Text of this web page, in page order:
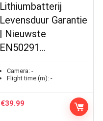
Lithiumbatterij
Levensduur Garantie
| Nieuwste
EN50291…
Camera: -
Flight time (m): -
€39.99